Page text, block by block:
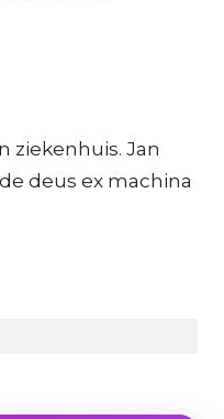
ziekenhuis. Jan
deus ex machina